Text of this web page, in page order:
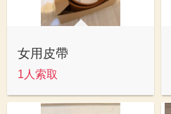
女用皮帶
1人索取